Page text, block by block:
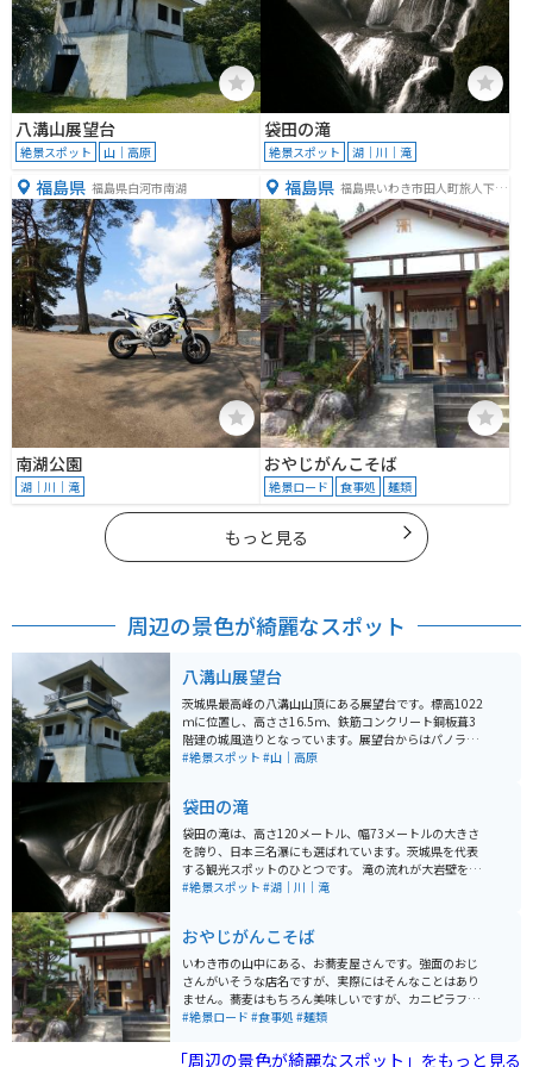
八溝山展望台
絶景スポット 山｜高原
袋田の滝
絶景スポット 湖｜川｜滝
福島県 福島県白河市南湖
南湖公園
湖｜川｜滝
福島県 福島県いわき市田人町旅人下毛
１５−２
おやじがんこそば
絶景ロード 食事処 麺類
もっと見る
周辺の景色が綺麗なスポット
八溝山展望台
茨城県最高峰の八溝山山頂にある展望台です。標高1022
ｍに位置し、高ささ16.5ｍ、鉄筋コンクリート銅板葺3
階建の城風造りとなっています。展望台からはパノラマ
の如く周囲の眺望が開け、遠く磐梯や那須及び日光連山
す。
#絶景スポット #山｜高原
袋田の滝
袋田の滝は、高さ120メートル、幅73メートルの大きさ
を誇り、日本三名瀑にも選ばれています。茨城県を代表
する観光スポットのひとつです。 滝の流れが大岩壁を四
段に落下することから「四度(よど)の滝｣とも呼ばれ、一
賛したことからこの別名がついたとも伝えられます。 夜
間はライトアップされており、昼とは違う景色を楽しめ
るスポットです。
#絶景スポット #湖｜川｜滝
おやじがんこそば
いわき市の山中にある、お蕎麦屋さんです。強面のおじ
さんがいそうな店名ですが、実際にはそんなことはあり
ません。蕎麦はもちろん美味しいですが、カニピラフも
名物です。珍しい「蕎麦とカニピラフのセット」もあり
ごしらえにも丁度よいです。
#絶景ロード #食事処 #麺類
「周辺の景色が綺麗なスポット」をもっと見る